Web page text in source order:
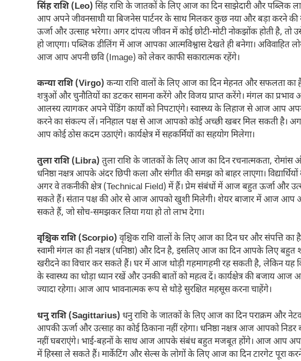
सिंह राशि (Leo) सिंह राशि के जातकों के लिए आज का दिन साझेदारी और पब्लिक
आप अपने जीवनसाथी या बिजनेस पार्टनर के साथ मिलकर कुछ नया और बड़ा करने की
ऊर्जा और उत्साह भरेगा। अगर दांपत्य जीवन में कोई छोटी-मोटी नोकझोंक होती है,
हो जाएगा। पब्लिक डीलिंग में आज आपका आत्मविश्वास देखते ही बनेगा। अविवाहित
आज आप अपनी छवि (Image) को लेकर काफी सकारात्मक रहेंगे।
कन्या राशि (Virgo) कन्या राशि वालों के लिए आज का दिन मेहनत और सफलता
शत्रुओं और चुनौतियों का डटकर सामना करेंगे और विजय प्राप्त करेंगे। मंगल का
आलस्य त्यागकर अपने पेंडिंग कार्यों को निपटाएंगे। स्वास्थ्य के लिहाज से आज आप
करने का संकल्प लें। ननिहाल पक्ष से आज आपको कोई अच्छी खबर मिल सकती है।
आप कोई ठोस कदम उठाएंगे। कार्यक्षेत्र में सहकर्मियों का सहयोग मिलेगा।
तुला राशि (Libra) तुला राशि के जातकों के लिए आज का दिन रचनात्मकता,
धनिष्ठा नक्षत्र आपके अंदर छिपी कला और संगीत की समझ को बाहर लाएगा।
अगर वे तकनीकी क्षेत्र (Technical Field) में हैं। प्रेम संबंधों में आज बहुत ऊर्जा और
सकते हैं। संतान पक्ष की ओर से आज आपको खुशी मिलेगी। शेयर बाजार में आज आप
सकते हैं, जो सोच-समझकर लिया गया हो तो लाभ देगा।
वृश्चिक राशि (Scorpio) वृश्चिक राशि वालों के लिए आज का दिन घर और संपत्ति
स्वामी मंगल का ही नक्षत्र (धनिष्ठा) और दिन है, इसलिए आज का दिन आपके लिए
खरीदने का विचार कर सकते हैं। घर में आज थोड़ी गहमागहमी रह सकती है, लेकिन यह
के स्वास्थ्य का थोड़ा ध्यान रखें और उनकी बातों को महत्व दें। कार्यक्षेत्र की बजाय
ज्यादा रहेगा। आज आप भावनात्मक रूप से थोड़े सुरक्षित महसूस करना चाहेंगे।
धनु राशि (Sagittarius) धनु राशि के जातकों के लिए आज का दिन पराक्रम और
आपकी ऊर्जा और उत्साह का कोई ठिकाना नहीं रहेगा। धनिष्ठा नक्षत्र आज आपको
नहीं घबराएंगे। भाई-बहनों के साथ आज आपके संबंध बहुत मजबूत होंगे। आज आप अपने
में हिस्सा ले सकते हैं। मार्केटिंग और सेल्स के लोगों के लिए आज का दिन टारगेट पूरा